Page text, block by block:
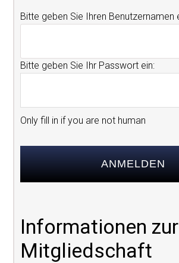
Only fill in if you are not human
Informationen zur
Mitgliedschaft